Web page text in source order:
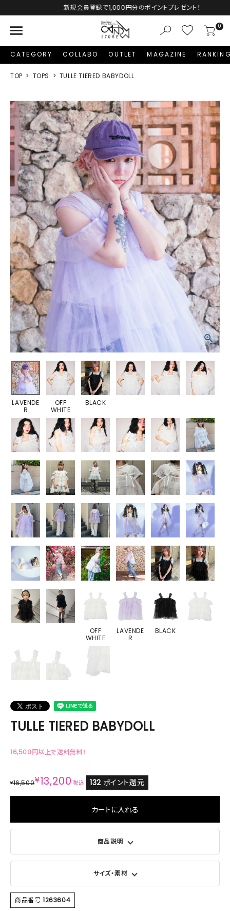
新規会員登録で1,000円分のポイントプレゼント！
menu 0
CATEGORY COLLABO OUTLET MAGAZINE
TOP TOPS TULLE TIERED BABYDOLL
LAVENDE
R
OFF
WHITE
BLACK
OFF
WHITE
LAVENDE
R
BLACK
TULLE TIERED BABYDOLL
16,500円以上で送料無料！
¥16,500¥13,200 税込 132 ポイント還元
カートに入れる
商品説明
サイズ・素材
商品番号 1263604